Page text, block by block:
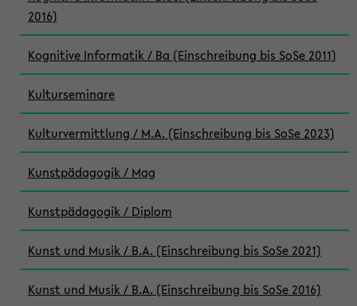
2016)
Kognitive Informatik / Ba (Einschreibung bis SoSe 2011)
Kulturseminare
Kulturvermittlung / M.A. (Einschreibung bis SoSe 2023)
Kunstpädagogik / Mag
Kunstpädagogik / Diplom
Kunst und Musik / B.A. (Einschreibung bis SoSe 2021)
Kunst und Musik / B.A. (Einschreibung bis SoSe 2016)